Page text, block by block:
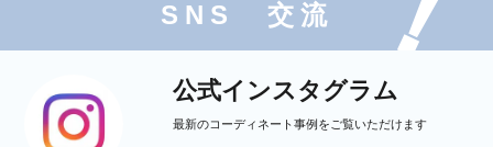
SNS 交流
公式インスタグラム
最新のコーディネート事例をご覧いただけます